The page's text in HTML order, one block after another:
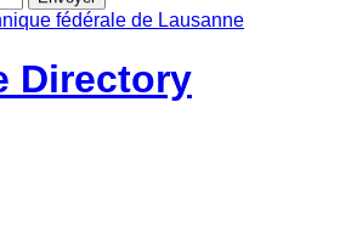
Directory